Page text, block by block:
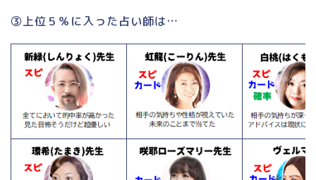
③上位５％に入った占い師は…